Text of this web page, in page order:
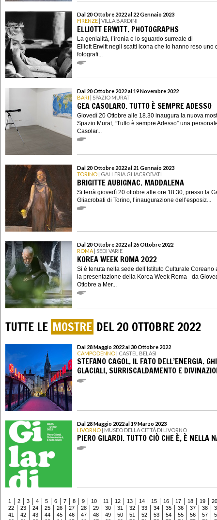
Dal 20 Ottobre 2022 al 22 Gennaio 2023
FIRENZE | VILLA BARDINI
ELLIOTT ERWITT. PHOTOGRAPHS
La genialità, l’ironia e lo sguardo surreale di
Elliott Erwitt negli scatti icona che lo hanno reso uno
fotografi...
Dal 20 Ottobre 2022 al 19 Novembre 2022
BARI | SPAZIO MURAT
GEA CASOLARO. TUTTO È SEMPRE ADESSO
Giovedì 20 Ottobre alle 18.30 inaugura la nuova
Spazio Murat, “Tutto è sempre Adesso” una
Casolar...
Dal 20 Ottobre 2022 al 21 Gennaio 2023
TORINO | GALLERIA GLIACROBATI
BRIGITTE AUBIGNAC. MADDALENA
Si terrà giovedì 20 ottobre alle ore 18:30, presso la
Gliacrobati di Torino, l’inaugurazione dell’esposiz...
Dal 20 Ottobre 2022 al 26 Ottobre 2022
ROMA | SEDI VARIE
KOREA WEEK ROMA 2022
Si è tenuta nella sede dell’Istituto Culturale Coreano
la presentazione della Korea Week Roma - da
Ottobre a Mer...
TUTTE LE MOSTRE DEL 20 OTTOBRE 2022
Dal 28 Maggio 2022 al 30 Ottobre 2022
CAMPODENNO | CASTEL BELASI
STEFANO CAGOL. IL FATO DELL’ENERGIA.
GLACIALI, SURRISCALDAMENTO E
Dal 28 Maggio 2022 al 19 Marzo 2023
LIVORNO | MUSEO DELLA CITTÀ DI LIVORNO
PIERO GILARDI. TUTTO CIÒ CHE È, È NELLA
1 2 3 4 5 6 7 8 9 10 11 12 13 14 15 16 17 18 19
20
22
23 24 25 26 27 28 29 30 31 32 33 34 35 36 37 38
41
42 43 44 45 46 47 48 49 50 51 52 53 54 55 56 57